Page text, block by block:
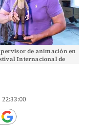
de animación en
Internacional de